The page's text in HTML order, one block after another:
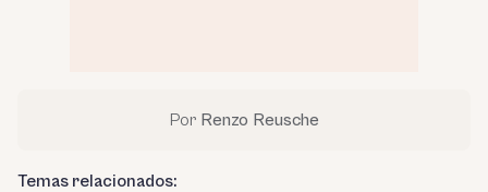
Por Renzo Reusche
Temas relacionados: